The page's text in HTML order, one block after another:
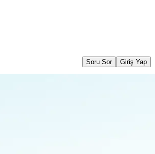
Soru Sor Giriş Yap